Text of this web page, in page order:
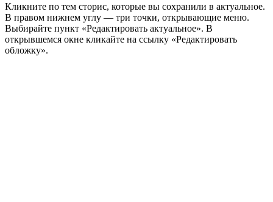
Кликните по тем сторис, которые вы сохранили в актуальное.
В правом нижнем углу — три точки, открывающие меню.
Выбирайте пункт «Редактировать актуальное». В
открывшемся окне кликайте на ссылку «Редактировать
обложку».